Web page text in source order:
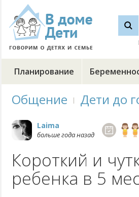
Планирование
Общение Дети до
Laima
больше года назад
Короткий и
ребенка в 5